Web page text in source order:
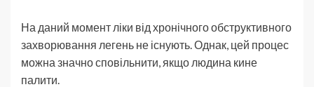
На даний момент ліки від хронічного обструктивного
захворювання легень не існують. Однак, цей процес
можна значно сповільнити, якщо людина кине
палити.